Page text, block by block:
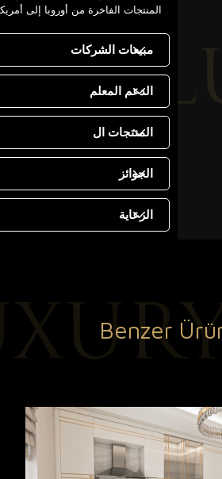
المنتجات الفاخرة من أوروبا إلى
مبيعات الشركات
الدعم المعلم
المنتجات ال
الجوائز
الرعاية
Benzer